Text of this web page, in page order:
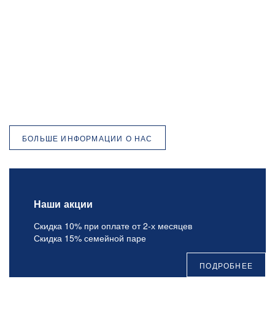
БОЛЬШЕ ИНФОРМАЦИИ О НАС
Наши акции
Скидка 10% при оплате от 2-х месяцев
Скидка 15% семейной паре
ПОДРОБНЕЕ